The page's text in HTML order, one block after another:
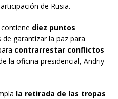
de Rusia.
diez puntos
de garantizar la paz para
contrarrestar conflictos
la oficina presidencial, Andriy
la retirada de las tropas